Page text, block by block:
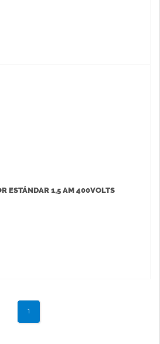
ESTÁNDAR 1,5 AM 400VOLTS
1